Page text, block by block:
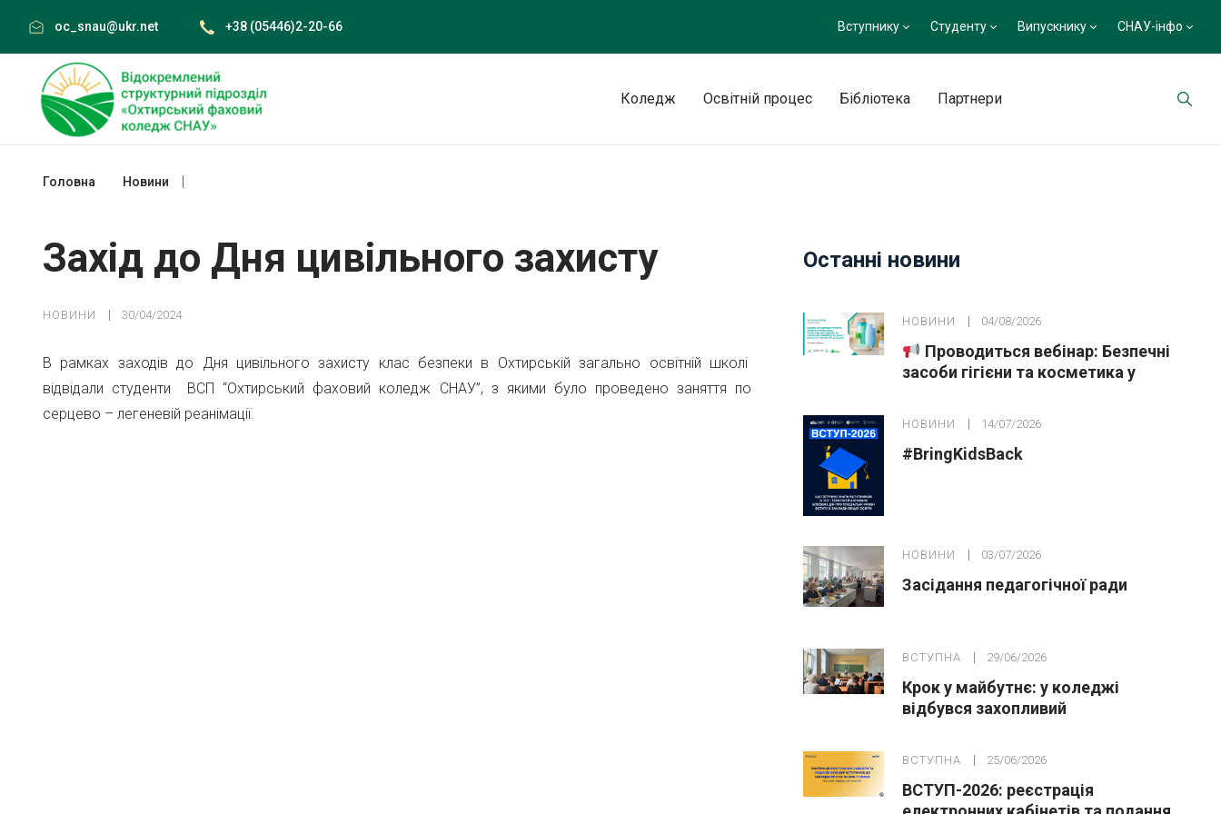
content
oc_snau@ukr.net +38 (05446)2-20-66 Вступнику Студенту Випускнику СНАУ-інфо
Коледж Освітній процес Бібліотека Партнери
Головна Новини
Захід до Дня цивільного захисту
НОВИНИ 30/04/2024
В рамках заходів до Дня цивільного захисту клас безпеки в Охтирській загально освітній школі
відвідали студенти ВСП “Охтирський фаховий коледж СНАУ”, з якими було проведено заняття по
серцево – легеневій реанімації.
Останні новини
НОВИНИ 04/08/2026
Проводиться вебінар: Безпечні
засоби гігієни та косметика у
НОВИНИ 14/07/2026
#BringKidsBack
НОВИНИ 03/07/2026
Засідання педагогічної ради
ВСТУПНА 29/06/2026
Крок у майбутнє: у коледжі
відбувся захопливий
абітурієнтів
ВСТУПНА 25/06/2026
ВСТУП-2026: реєстрація